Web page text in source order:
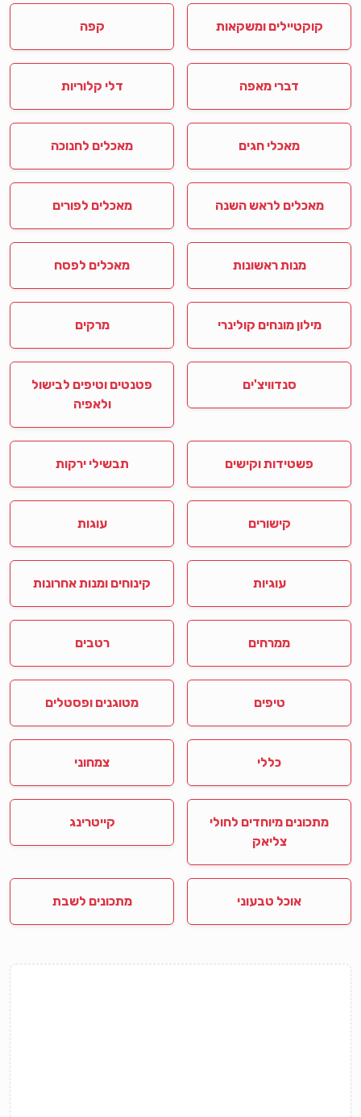
קוקטיילים ומשקאות קפה
דברי מאפה דלי קלוריות
מאכלי חגים מאכלים לחנוכה
מאכלים לראש השנה מאכלים לפורים
מנות ראשונות מאכלים לפסח
מילון מונחים קולינרי מרקים
סנדוויצ'ים
פטנטים וטיפים לבישול
ולאפיה
פשטידות וקישים תבשילי ירקות
קישורים עוגות
עוגיות קינוחים ומנות אחרונות
ממרחים רטבים
טיפים מטוגנים ופסטלים
כללי צמחוני
מתכונים מיוחדים לחולי
צליאק
קייטרינג
אוכל טבעוני מתכונים לשבת